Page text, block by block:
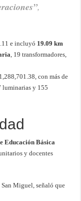
,
e incluyó 19.09 km
, 19 transformadores,
con más de
luminarias y 155
Educación Básica
y docentes
Miguel, señaló que